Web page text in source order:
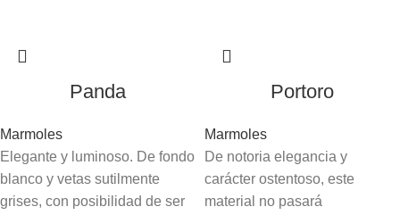
Panda
Marmoles
Elegante y luminoso. De fondo
blanco y vetas sutilmente
grises, con posibilidad de ser
Portoro
Marmoles
De notoria elegancia y
carácter ostentoso, este
material no pasará